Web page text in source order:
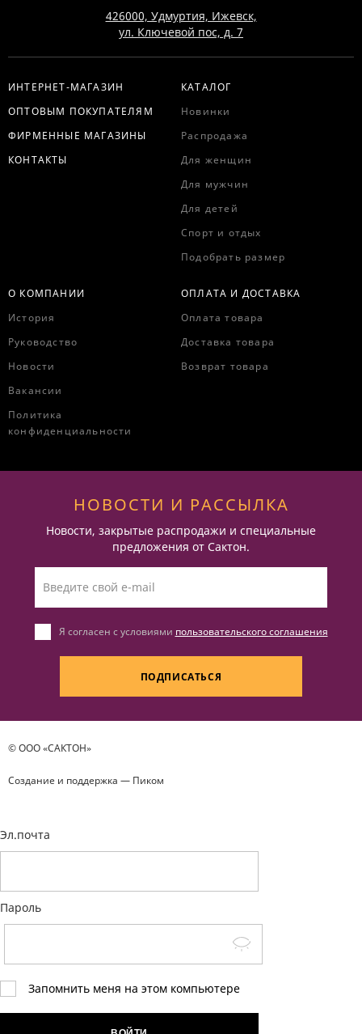
426000, Удмуртия, Ижевск,
ул. Ключевой пос, д. 7
ИНТЕРНЕТ-МАГАЗИН
ОПТОВЫМ ПОКУПАТЕЛЯМ
ФИРМЕННЫЕ МАГАЗИНЫ
КОНТАКТЫ
КАТАЛОГ
Новинки
Распродажа
Для женщин
Для мужчин
Для детей
Спорт и отдых
Подобрать размер
О КОМПАНИИ
История
Руководство
Новости
Вакансии
Политика
конфиденциальности
ОПЛАТА И ДОСТАВКА
Оплата товара
Доставка товара
Возврат товара
НОВОСТИ И РАССЫЛКА
Новости, закрытые распродажи и специальные
предложения от Сактон.
Я согласен с условиями пользовательского соглашения
ПОДПИСАТЬСЯ
© ООО «САКТОН»
Создание и поддержка — Пиком
Эл.почта
Пароль
Запомнить меня на этом компьютере